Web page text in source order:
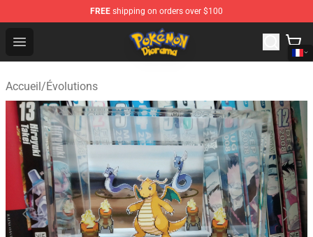
FREE shipping on orders over $100
Open menu
Pokemon Diorama Shop - The Best Store of Pokemon
Accueil/Évolutions